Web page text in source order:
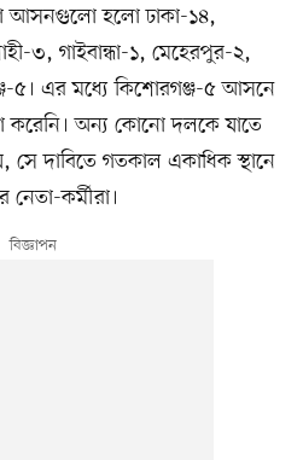
আসনগুলো হলো ঢাকা-১৪,
৩, গাইবান্ধা-১, মেহেরপুর-২,
৫। এর মধ্যে কিশোরগঞ্জ-৫ আসনে
করেনি। অন্য কোনো দলকে যাতে
দাবিতে গতকাল একাধিক স্থানে
কর্মীরা।